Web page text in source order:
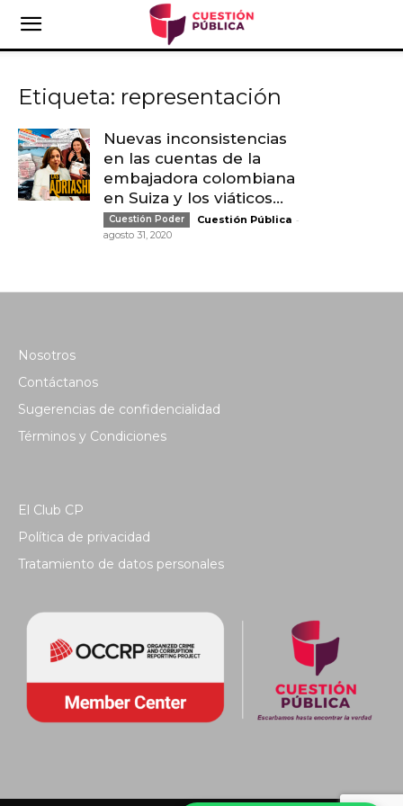
Etiqueta: representación
Nuevas inconsistencias
en las cuentas de la
embajadora colombiana
en Suiza y los viáticos...
Cuestión Poder Cuestión Pública -
agosto 31, 2020
Nosotros
Contáctanos
Sugerencias de confidencialidad
Términos y Condiciones
El Club CP
Política de privacidad
Tratamiento de datos personales